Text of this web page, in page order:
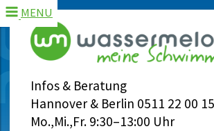
Infos & Beratung
Hannover & Berlin 0511 22 00
Mo.,Mi.,Fr. 9:30–13:00 Uhr
MENU